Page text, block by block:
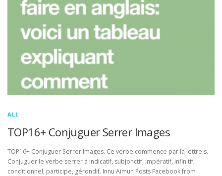
ALL
TOP16+ Conjuguer Serrer Images
TOP16+ Conjuguer Serrer Images. Ce verbe commence par la lettre s.
Conjuguer le verbe serrer à indicatif, subjonctif, impératif, infinitif,
conditionnel, participe, gérondif. Innu Aimun Posts Facebook from